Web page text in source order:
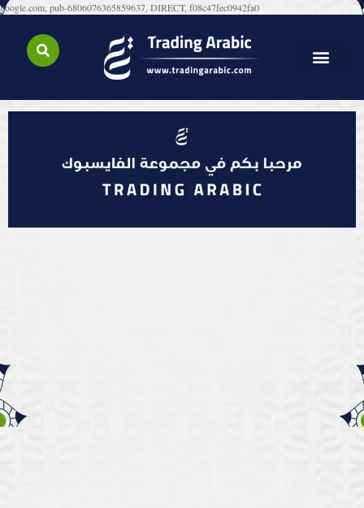
google.com, pub-6806076365859637, DIRECT, f08c47fec0942fa0